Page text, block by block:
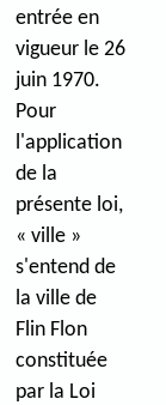
entrée en
vigueur le 26
juin 1970.
Pour
l'application
de la
présente loi,
« ville »
s'entend de
la ville de
Flin Flon
constituée
par la Loi